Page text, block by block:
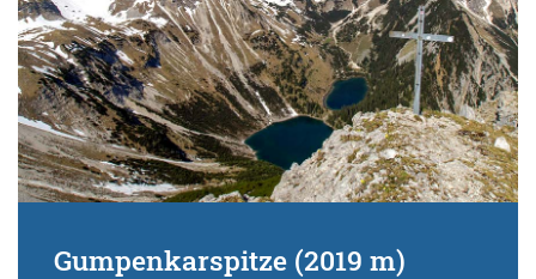
Gumpenkarspitze (2019 m)